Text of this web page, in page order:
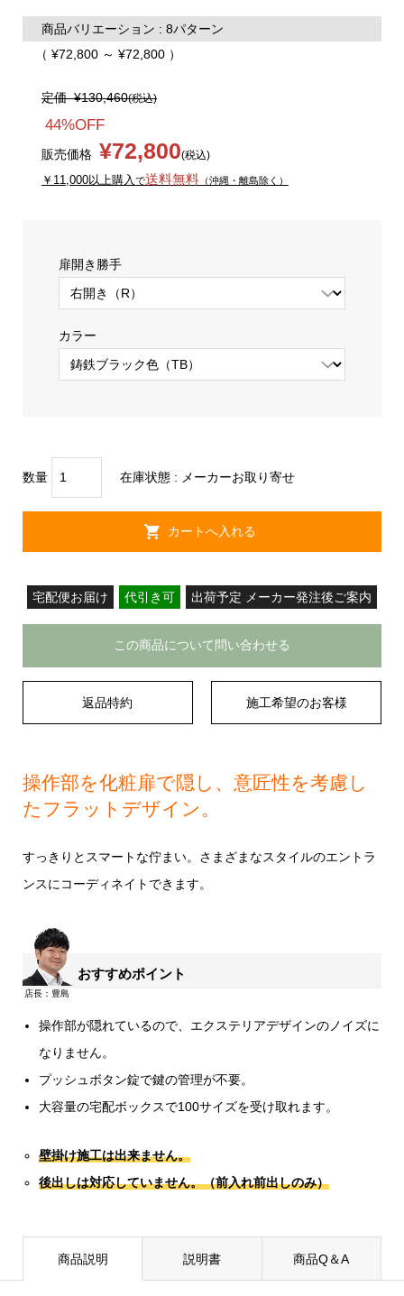
商品バリエーション : 8パターン
（ ¥72,800 ～ ¥72,800 ）
定価¥130,460(税込)
44%OFF
販売価格 ¥72,800(税込)
￥11,000以上購入 で送料無料（沖縄・離島除く）
扉開き勝手
カラー
数量 在庫状態 : メーカーお取り寄せ
宅配便お届け 代引き可 出荷予定 メーカー発注後ご案内
この商品について問い合わせる
返品特約 施工希望のお客様
操作部を化粧扉で隠し、意匠性を考慮し
たフラットデザイン。
すっきりとスマートな佇まい。さまざまなスタイルのエントラ
ンスにコーディネイトできます。
おすすめポイント
操作部が隠れているので、エクステリアデザインのノイズに
なりません。
プッシュボタン錠で鍵の管理が不要。
大容量の宅配ボックスで100サイズを受け取れます。
壁掛け施工は出来ません。
後出しは対応していません。（前入れ前出しのみ）
商品説明 説明書 商品Q＆A